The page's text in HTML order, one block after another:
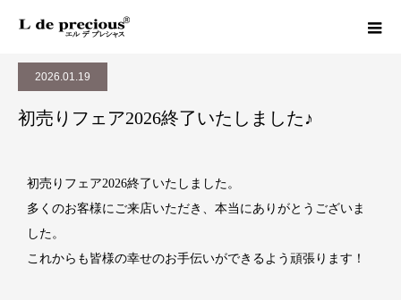
お知らせ 初売りフェア2026終了いたしました♪
2026.01.19
初売りフェア2026終了いたしました♪
初売りフェア2026終了いたしました。
多くのお客様にご来店いただき、本当にありがとうございま
した。
これからも皆様の幸せのお手伝いができるよう頑張ります！